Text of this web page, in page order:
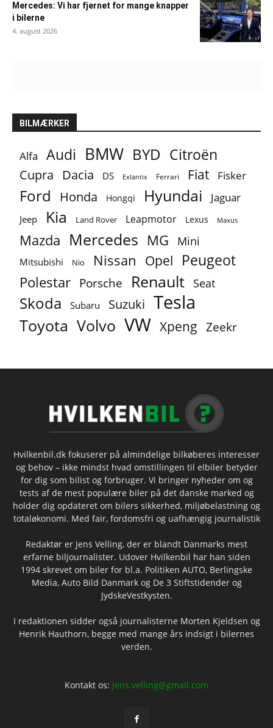
Mercedes: Vi har fjernet for mange knapper
i bilerne
4. august 2026
BILMÆRKER
Alfa Audi BMW BYD Citroën
Cupra Dacia DS Exlantix Ferrari Fiat Fisker
Ford Honda Hongqi Hyundai Jaguar
Jeep Kia Land Rover Leapmotor Lexus Maxus
Mazda Mercedes MG Mini
Mitsubishi Nio Nissan Opel Peugeot
Polestar Porsche Renault Seat
Skoda Subaru Suzuki Tesla
Toyota Volvo VW Xpeng Zeekr
Hvilkenbil.dk fokuserer på almindelige bilkøberes interesser
og behov – ikke mindst hvad omstillingen til elbiler betyder
for dig som bilist og forbruger. Vi bringer nyheder om og
tests af de mest populære biler på det danske marked og
holder dig opdateret om bilers sikkerhed, miljøbelastning og
totaløkonomi. Med fair, fordomsfri og uafhængig journalistik
Redaktør er Jens Velling, der er blandt Danmarks mest
erfarne biljournalister. Udover Hvilkenbil har han siden
1994 skrevet om biler for bl.a. Politiken AUTO, Berlingske
Media, Auto Bild Danmark og De 3 Stiftstidender og
JydskeVestkysten.
I redaktionen sidder også journalisterne Morten Kjeldsen og
Henrik Hauthorn, begge med mange års indsigt i bilernes
verden.
Kontakt os: jens.velling@gmail.com